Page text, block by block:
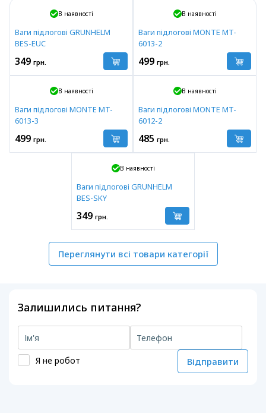
В наявності
Ваги підлогові GRUNHELM
BES-EUC
349 грн.
В наявності
Ваги підлогові MONTE MT-
6013-2
499 грн.
В наявності
Ваги підлогові MONTE MT-
6013-3
499 грн.
В наявності
Ваги підлогові MONTE MT-
6012-2
485 грн.
В наявності
Ваги підлогові GRUNHELM
BES-SKY
349 грн.
Переглянути всі товари категорії
Залишились питання?
Я не робот Відправити